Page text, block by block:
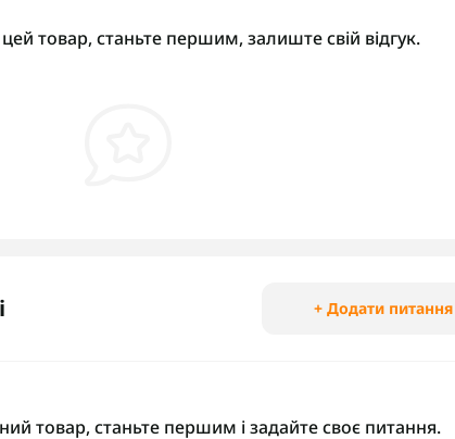
товар, станьте першим, залиште свій відгук.
+ Додати питання
товар, станьте першим і задайте своє питання.